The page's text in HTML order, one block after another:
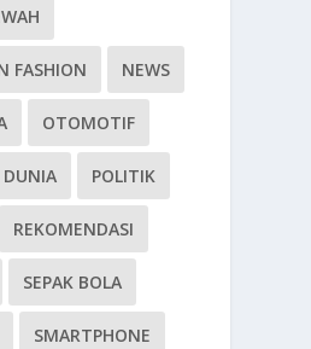
FASHION NEWS
OTOMOTIF
DUNIA POLITIK
REKOMENDASI
SEPAK BOLA
SMARTPHONE